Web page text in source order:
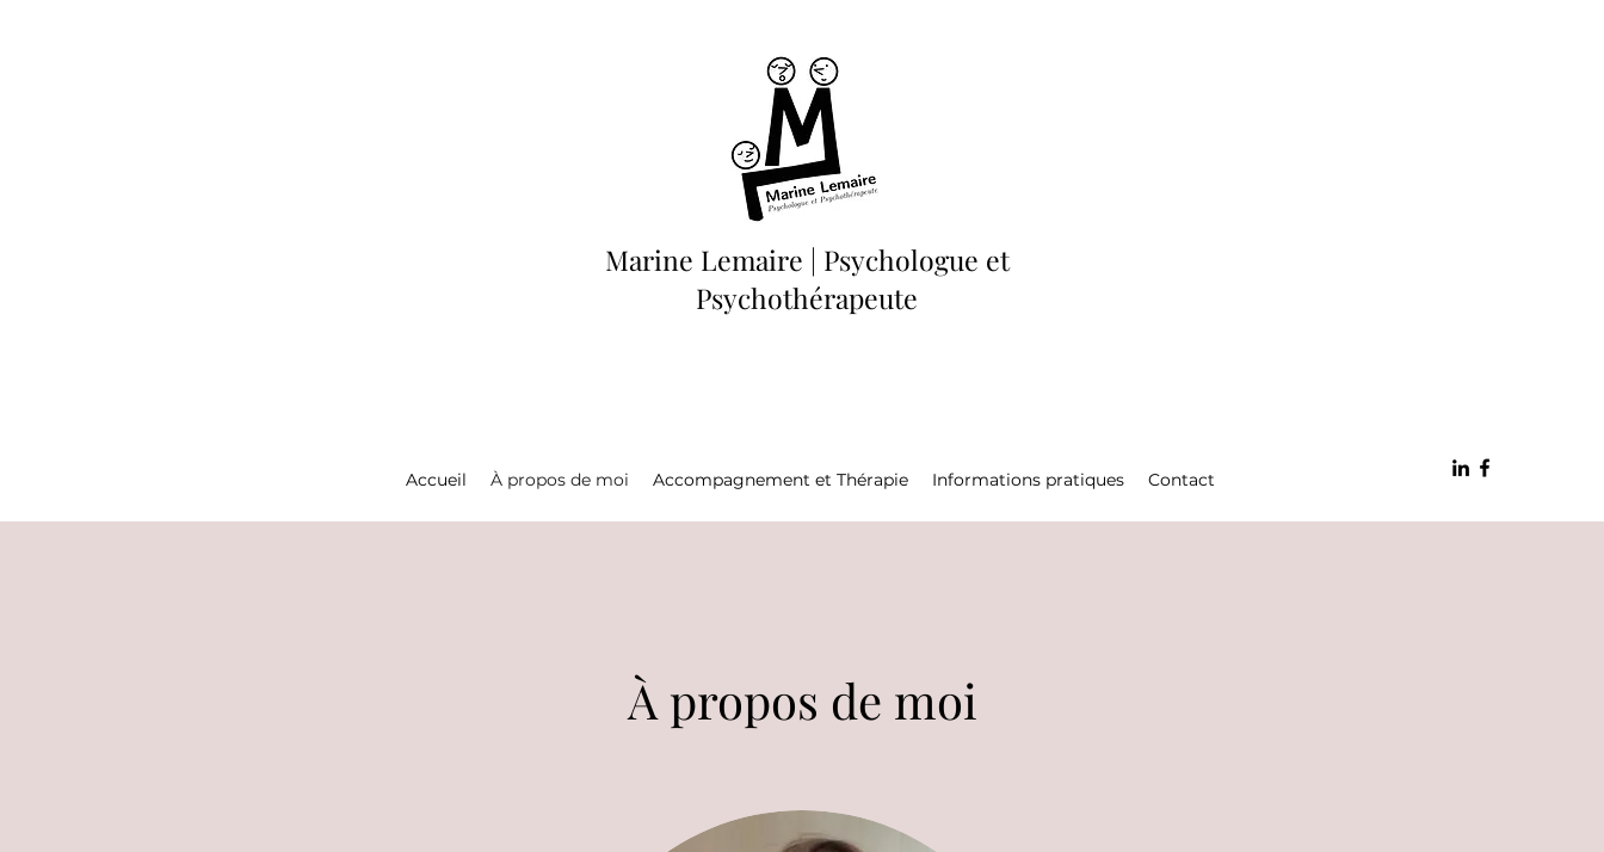
Marine Lemaire | Psychologue et
Psychothérapeute
Accueil À propos de moi Accompagnement et Thérapie Informations pratiques Contact
À propos de moi